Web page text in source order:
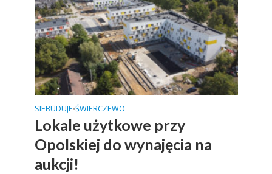
SIEBUDUJE•ŚWIERCZEWO
Lokale użytkowe przy
Opolskiej do wynajęcia na
aukcji!